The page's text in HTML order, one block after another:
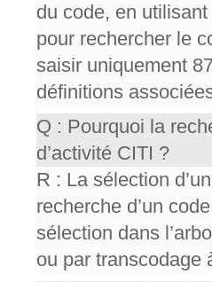
du code, en
pour rechercher le
saisir uniquement
définitions
Q : Pourquoi la
d’activité CITI ?
R : La sélection
recherche d’un
sélection dans
ou par transcodage